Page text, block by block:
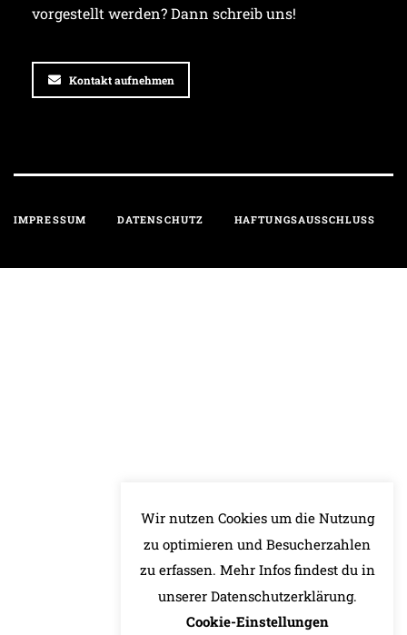
vorgestellt werden? Dann schreib uns!
Kontakt aufnehmen
IMPRESSUM DATENSCHUTZ HAFTUNGSAUSSCHLUSS
Wir nutzen Cookies um die Nutzung
zu optimieren und Besucherzahlen
zu erfassen. Mehr Infos findest du in
unserer Datenschutzerklärung.
Cookie-Einstellungen